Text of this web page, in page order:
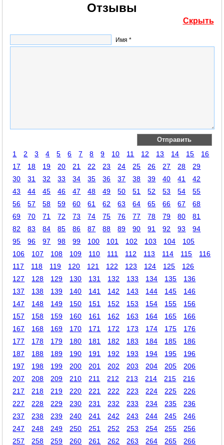
Отзывы
Скрыть
Имя *
1 2 3 4 5 6 7 8 9 10 11 12 13 14 15
16
17
18 19 20 21 22 23 24 25 26 27 28
29
30
31 32 33 34 35 36 37 38 39 40 41
42
43
44 45 46 47 48 49 50 51 52 53 54
55
56
57 58 59 60 61 62 63 64 65 66 67
68
69
70 71 72 73 74 75 76 77 78 79 80
81
82
83 84 85 86 87 88 89 90 91 92 93
94
95
96 97 98 99 100 101 102 103 104
105
106
107 108 109 110 111 112 113 114 115
116
117
118 119 120 121 122 123 124 125
126
127
128 129 130 131 132 133 134 135
136
137
138 139 140 141 142 143 144 145
146
147
148 149 150 151 152 153 154 155
156
157
158 159 160 161 162 163 164 165
166
167
168 169 170 171 172 173 174 175
176
177
178 179 180 181 182 183 184 185
186
187
188 189 190 191 192 193 194 195
196
197
198 199 200 201 202 203 204 205
206
207
208 209 210 211 212 213 214 215
216
217
218 219 220 221 222 223 224 225
226
227
228 229 230 231 232 233 234 235
236
237
238 239 240 241 242 243 244 245
246
247
248 249 250 251 252 253 254 255
256
257
258 259 260 261 262 263 264 265 266